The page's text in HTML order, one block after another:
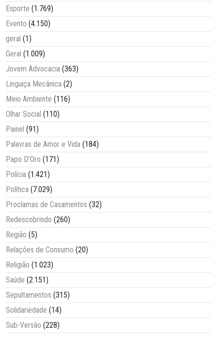
Esporte (1.769)
Evento (4.150)
geral (1)
Geral (1.009)
Jovem Advocacia (363)
Linguiça Mecânica (2)
Meio Ambiente (116)
Olhar Social (110)
Painel (91)
Palavras de Amor e Vida (184)
Papo D'Oro (171)
Polícia (1.421)
Política (7.029)
Proclamas de Casamentos (32)
Redescobrindo (260)
Região (5)
Relações de Consumo (20)
Religião (1.023)
Saúde (2.151)
Sepultamentos (315)
Solidariedade (14)
Sub-Versão (228)